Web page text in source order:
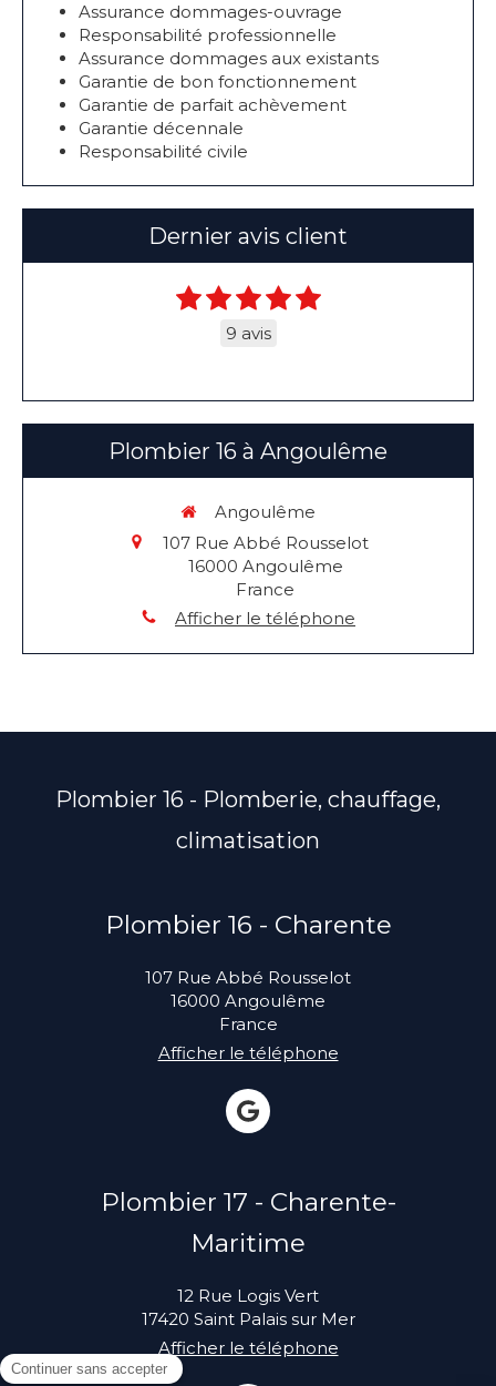
Assurance dommages-ouvrage
Responsabilité professionnelle
Assurance dommages aux existants
Garantie de bon fonctionnement
Garantie de parfait achèvement
Garantie décennale
Responsabilité civile
Dernier avis client
9 avis
Plombier 16 à Angoulême
Angoulême
107 Rue Abbé Rousselot
16000 Angoulême
France
Afficher le téléphone
Plombier 16 - Plomberie, chauffage,
climatisation
Plombier 16 - Charente
107 Rue Abbé Rousselot
16000 Angoulême
France
Afficher le téléphone
Plombier 17 - Charente-
Maritime
12 Rue Logis Vert
17420 Saint Palais sur Mer
Afficher le téléphone